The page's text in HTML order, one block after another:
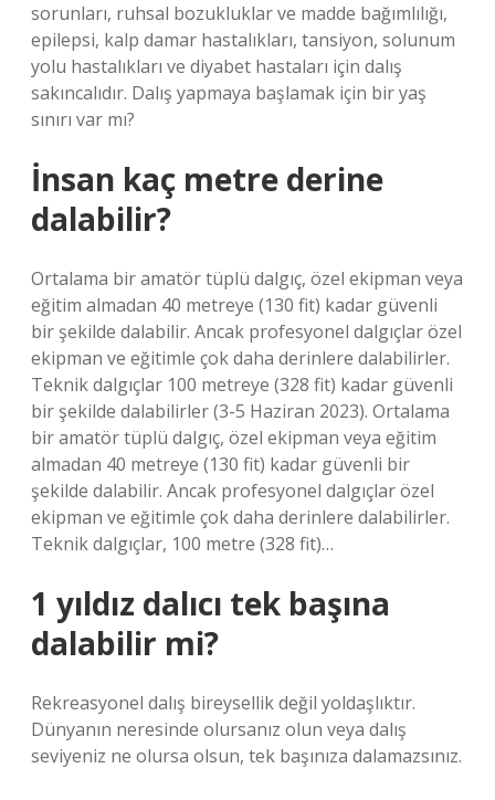
sorunları, ruhsal bozukluklar ve madde bağımlılığı,
epilepsi, kalp damar hastalıkları, tansiyon, solunum
yolu hastalıkları ve diyabet hastaları için dalış
sakıncalıdır. Dalış yapmaya başlamak için bir yaş
sınırı var mı?
İnsan kaç metre derine
dalabilir?
Ortalama bir amatör tüplü dalgıç, özel ekipman veya
eğitim almadan 40 metreye (130 fit) kadar güvenli
bir şekilde dalabilir. Ancak profesyonel dalgıçlar özel
ekipman ve eğitimle çok daha derinlere dalabilirler.
Teknik dalgıçlar 100 metreye (328 fit) kadar güvenli
bir şekilde dalabilirler (3-5 Haziran 2023). Ortalama
bir amatör tüplü dalgıç, özel ekipman veya eğitim
almadan 40 metreye (130 fit) kadar güvenli bir
şekilde dalabilir. Ancak profesyonel dalgıçlar özel
ekipman ve eğitimle çok daha derinlere dalabilirler.
Teknik dalgıçlar, 100 metre (328 fit)…
1 yıldız dalıcı tek başına
dalabilir mi?
Rekreasyonel dalış bireysellik değil yoldaşlıktır.
Dünyanın neresinde olursanız olun veya dalış
seviyeniz ne olursa olsun, tek başınıza dalamazsınız.